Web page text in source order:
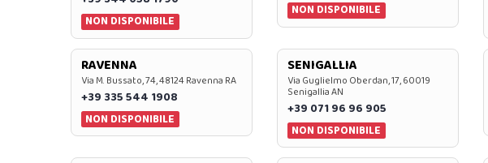
NON DISPONIBILE
NON DISPONIBILE
RAVENNA
Via M. Bussato, 74, 48124 Ravenna RA
+39 335 544 1908
NON DISPONIBILE
SENIGALLIA
Via Guglielmo Oberdan, 17, 60019
Senigallia AN
+39 071 96 96 905
NON DISPONIBILE